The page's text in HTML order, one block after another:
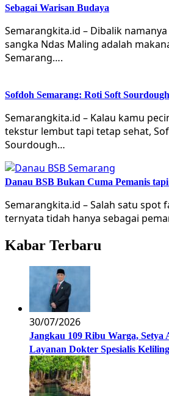
Sebagai Warisan Budaya
Semarangkita.id – Dibalik
sangka Ndas Maling adalah
Semarang….
Sofdoh Semarang: Roti Soft
Semarangkita.id – Kalau kamu
tekstur lembut tapi tetap sehat,
Sourdough…
Danau BSB Bukan Cuma Pemanis
Semarangkita.id – Salah satu spot
ternyata tidah hanya sebagai
Kabar Terbaru
30/07/2026
Jangkau 109 Ribu Warga,
Layanan Dokter Spesialis